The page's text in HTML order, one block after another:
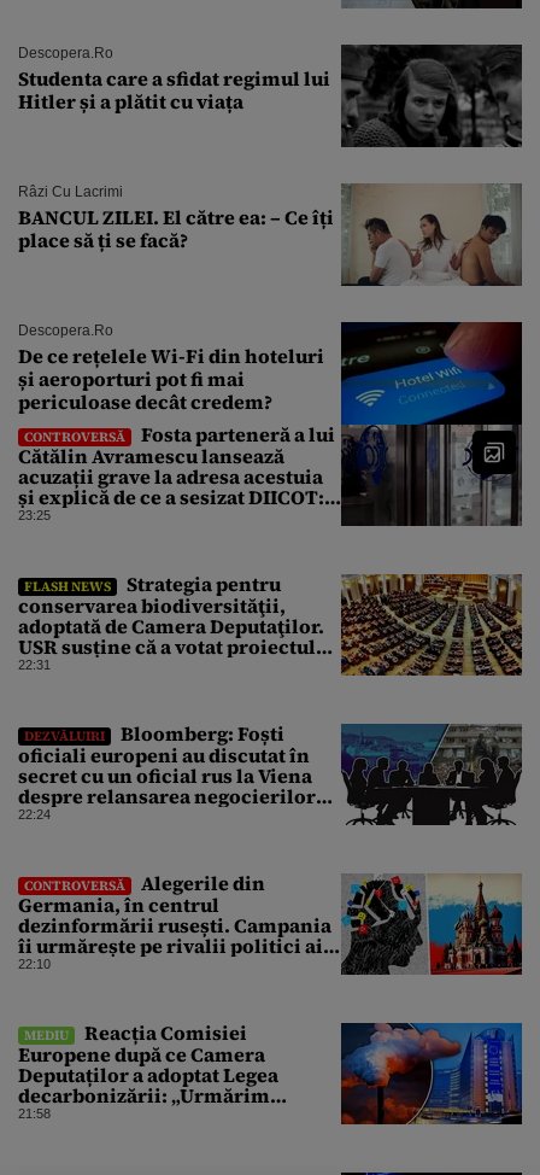
Descopera.ro
Studenta care a sfidat regimul lui
Hitler și a plătit cu viața
Râzi Cu Lacrimi
BANCUL ZILEI. El către ea: – Ce îți
place să ți se facă?
Descopera.ro
De ce rețelele Wi-Fi din hoteluri
și aeroporturi pot fi mai
periculoase decât credem?
CONTROVERSĂ
Fosta parteneră a lui
Cătălin Avramescu lansează
acuzații grave la adresa acestuia
și explică de ce a sesizat DIICOT:
„Făcea baie complet dezbrăcat cu
23:25
FLASH NEWS
Strategia pentru
conservarea biodiversităţii,
adoptată de Camera Deputaţilor.
USR susține că a votat proiectul
cu amendamentele PSD pentru a
22:31
DEZVĂLUIRI
Bloomberg: Foști
oficiali europeni au discutat în
secret cu un oficial rus la Viena
despre relansarea negocierilor
de pace dintre Ucraina și Rusia
22:24
CONTROVERSĂ
Alegerile din
Germania, în centrul
dezinformării rusești. Campania
îi urmărește pe rivalii politici ai
partidului de extremă dreapta
22:10
MEDIU
Reacția Comisiei
Europene după ce Camera
Deputaților a adoptat Legea
decarbonizării: „Urmărim
evoluția”
21:58